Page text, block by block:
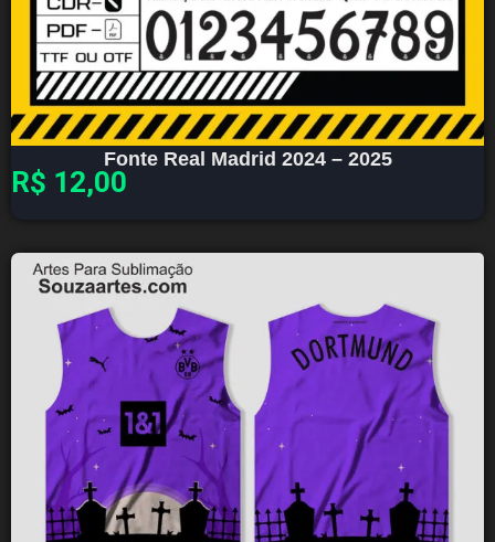
Fonte Real Madrid 2024 – 2025
R$ 12,00